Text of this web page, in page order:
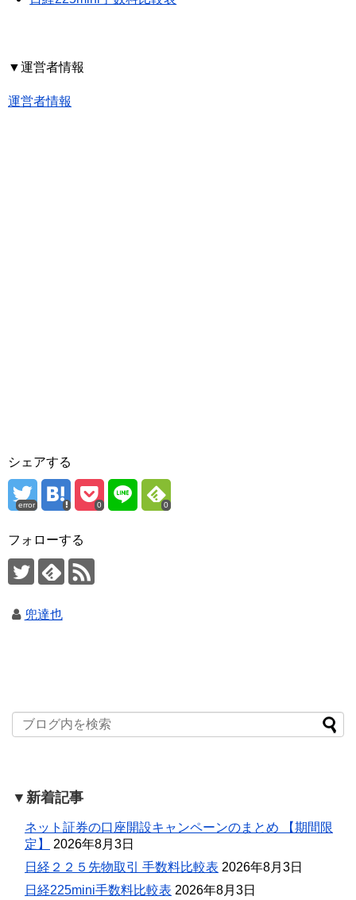
▼運営者情報
運営者情報
シェアする
error 0 0
フォローする
兜達也
▼新着記事
ネット証券の口座開設キャンペーンのまとめ 【期間限
定】
2026年8月3日
日経２２５先物取引 手数料比較表 2026年8月3日
日経225mini手数料比較表 2026年8月3日